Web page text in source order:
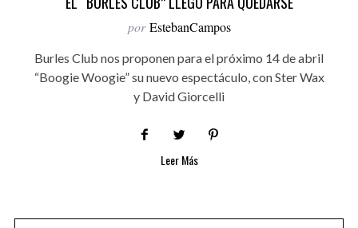
por EstebanCampos
Burles Club nos proponen para el próximo 14 de abril
“Boogie Woogie” su nuevo espectáculo, con Ster Wax
y David Giorcelli
Leer Más